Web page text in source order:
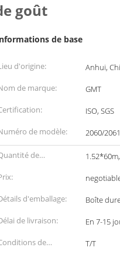
goût
de base
d'origine:
Anhui,
de marque:
GMT
ISO, SGS
de modèle:
2060/
de
min:
d'emballage:
Boîte
de livraison:
En 7-15
de
T/T